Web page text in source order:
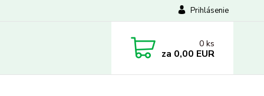
Prihlásenie
0 ks
za 0,00 EUR